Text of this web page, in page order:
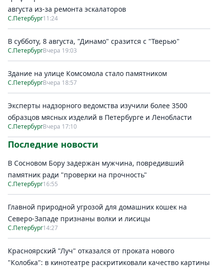
августа из-за ремонта эскалаторов
С.Петербург11:24
В субботу, 8 августа, "Динамо" сразится с "Тверью"
С.ПетербургВчера 19:03
Здание на улице Комсомола стало памятником
С.ПетербургВчера 18:57
Эксперты надзорного ведомства изучили более 3500
образцов мясных изделий в Петербурге и Ленобласти
С.ПетербургВчера 17:10
Последние новости
В Сосновом Бору задержан мужчина, повредивший
памятник ради "проверки на прочность"
С.Петербург16:55
Главной природной угрозой для домашних кошек на
Северо-Западе признаны волки и лисицы
С.Петербург14:27
Красноярский "Луч" отказался от проката нового
"Колобка": в кинотеатре раскритиковали качество картины